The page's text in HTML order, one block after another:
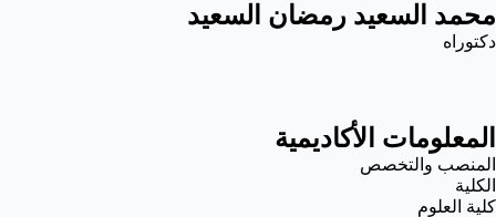
محمد السعيد رمضان السعيد
دكتوراه
المعلومات الأكاديمية
المنصب والتخصص
الكلية
كلية العلوم